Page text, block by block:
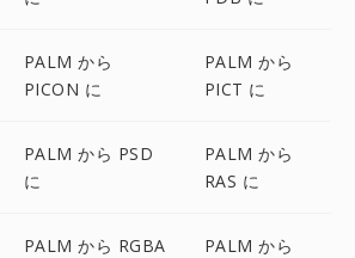
PALM から
PICON に
PALM から
PICT に
PALM から PSD
に
PALM から
RAS に
PALM から RGBA
PALM から